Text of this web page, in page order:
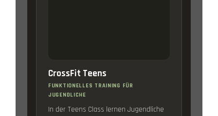
CrossFit Teens
FUNKTIONELLES TRAINING FÜR
JUGENDLICHE
In der Teens Class lernen Jugendliche